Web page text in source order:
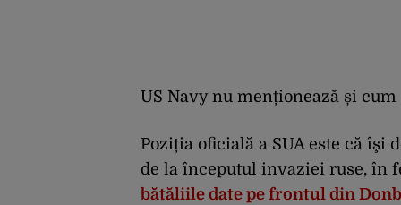
US Navy nu menționează și
Poziția oficială a SUA este că îşi
de la începutul invaziei ruse, în
bătăliile date pe frontul din